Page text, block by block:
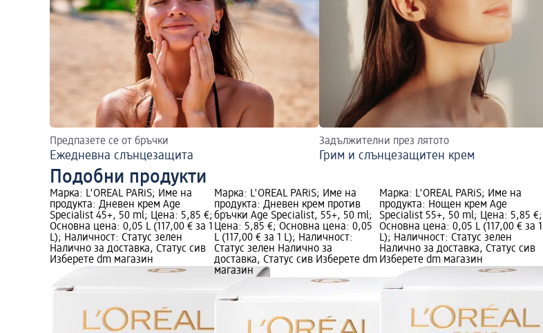
Предпазете се от бръчки
Ежедневна слънцезащита
Задължителни през лятото
Грим и слънцезащитен крем
Подобни продукти
Марка: L'ORÉAL PARiS; Име на
продукта: Дневен крем Age
Specialist 45+, 50 ml; Цена: 5,85 €;
Основна цена: 0,05 L (117,00 € за 1
L); Наличност: Статус зелен
Налично за доставка, Статус сив
Изберете dm магазин
Марка: L'ORÉAL PARiS; Име на
продукта: Дневен крем против
бръчки Age Specialist, 55+, 50 ml;
Цена: 5,85 €; Основна цена: 0,05
L (117,00 € за 1 L); Наличност:
Статус зелен Налично за
доставка, Статус сив Изберете dm
магазин
Марка: L'ORÉAL PARiS; Име на
продукта: Нощен крем Age
Specialist 55+, 50 ml; Цена: 5,85 €;
Основна цена: 0,05 L (117,00 € за 1
L); Наличност: Статус зелен
Налично за доставка, Статус сив
Изберете dm магазин